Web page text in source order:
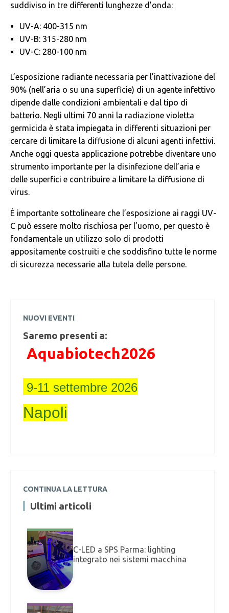
suddiviso in tre differenti lunghezze d’onda:
UV-A: 400-315 nm
UV-B: 315-280 nm
UV-C: 280-100 nm
L’esposizione radiante necessaria per l’inattivazione del
90% (nell’aria o su una superficie) di un agente infettivo
dipende dalle condizioni ambientali e dal tipo di
batterio. Negli ultimi 70 anni la radiazione violetta
germicida è stata impiegata in differenti situazioni per
cercare di limitare la diffusione di alcuni agenti infettivi.
Anche oggi questa applicazione potrebbe diventare uno
strumento importante per la disinfezione dell’aria e
delle superfici e contribuire a limitare la diffusione di
virus.
È importante sottolineare che l’esposizione ai raggi UV-
C può essere molto rischiosa per l’uomo, per questo è
fondamentale un utilizzo solo di prodotti
appositamente costruiti e che soddisfino tutte le norme
di sicurezza necessarie alla tutela delle persone.
NUOVI EVENTI
Saremo presenti a:
Aquabiotech2026
9-11 settembre 2026
Napoli
CONTINUA LA LETTURA
Ultimi articoli
C-LED a SPS Parma: lighting
integrato nei sistemi macchina